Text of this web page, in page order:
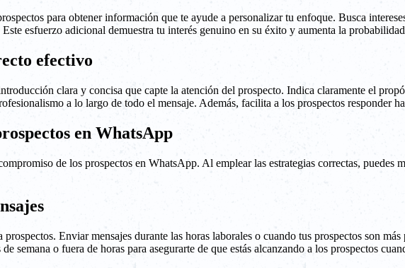
para obtener información que te ayude a personalizar tu enfoque. Busca
esfuerzo adicional demuestra tu interés genuino en su éxito y aumenta la
efectivo
clara y concisa que capte la atención del prospecto. Indica claramente el
a lo largo de todo el mensaje. Además, facilita a los prospectos responder
en WhatsApp
de los prospectos en WhatsApp. Al emplear las estrategias correctas, puedes
Enviar mensajes durante las horas laborales o cuando tus prospectos son
semana o fuera de horas para asegurarte de que estás alcanzando a los prospectos